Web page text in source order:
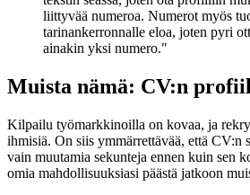
liittyvää numeroa. Numerot myös
tarinankerronnalle eloa, joten pyri
ainakin yksi numero."
Muista nämä: CV:n
Kilpailu työmarkkinoilla on kovaa, ja
ihmisiä. On siis ymmärrettävää, että CV:n
vain muutamia sekunteja ennen kuin sen
omia mahdollisuuksiasi päästä jatkoon